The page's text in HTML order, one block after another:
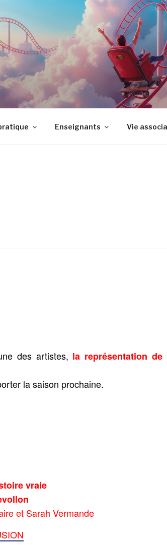
JEAN VILAR
Enseignants Vie
des artistes, la représentation
la saison prochaine.
vraie
et Sarah Vermande